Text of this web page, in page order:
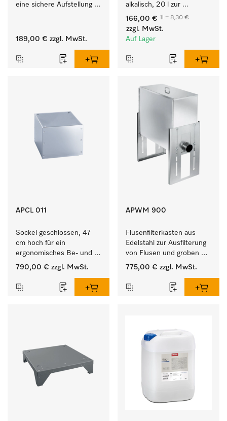
eine sichere Aufstellung
189,00 € zzgl. MwSt.
alkalisch, 20 l zur
Reinigung weißer Textilien
und farbechter
Buntwäsche.
166,00 € 1l = 8,30 €
zzgl. MwSt.
Auf Lager
APCL 011
Sockel geschlossen, 47
cm hoch für ein
ergonomisches Be- und
Entladen von
Trockner.
790,00 € zzgl. MwSt.
APWM 900
Flusenfilterkasten aus
Edelstahl zur Ausfilterung
von Flusen und groben
Partikeln aus der Lauge.
775,00 € zzgl. MwSt.